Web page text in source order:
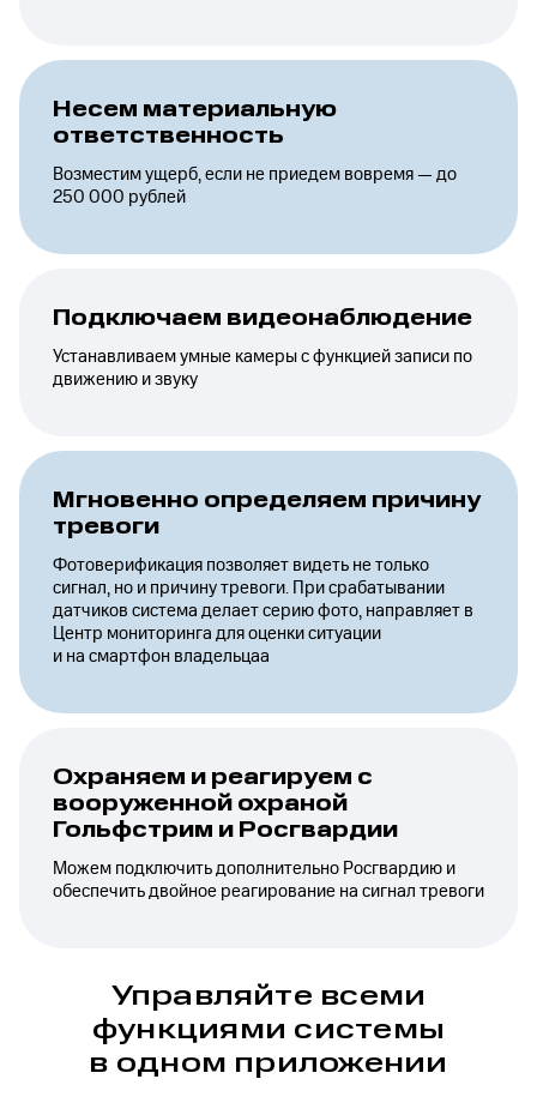
Несем материальную
ответственность
Возместим ущерб, если не приедем вовремя — до
250 000 рублей
Подключаем видеонаблюдение
Устанавливаем умные камеры с функцией записи по
движению и звуку
Мгновенно определяем причину
тревоги
Фотоверификация позволяет видеть не только
сигнал, но и причину тревоги. При срабатывании
датчиков система делает серию фото, направляет в
Центр мониторинга для оценки ситуации
и на смартфон владельцаа
Охраняем и реагируем с
вооруженной охраной
Гольфстрим и Росгвардии
Можем подключить дополнительно Росгвардию и
обеспечить двойное реагирование на сигнал тревоги
Управляйте всеми
функциями системы
в одном приложении